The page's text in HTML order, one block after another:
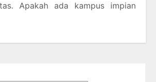
Apakah ada kampus impian